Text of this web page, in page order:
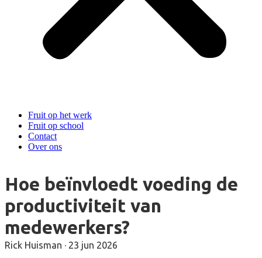
Fruit op het werk
Fruit op school
Contact
Over ons
Hoe beïnvloedt voeding de
productiviteit van
medewerkers?
Rick Huisman · 23 jun 2026